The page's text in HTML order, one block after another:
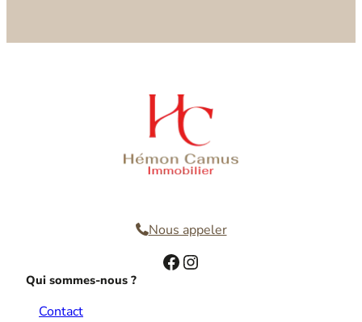
Nous appeler
Facebook Instagram
Qui sommes-nous ?
Contact